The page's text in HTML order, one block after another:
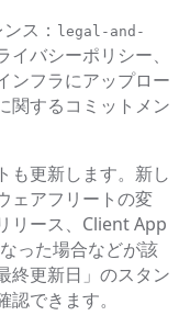
ス：
legal-and-
バシーポリシー、
ンフラにアップロー
関するコミットメン
も更新します。新し
ェアフリートの変
リース、Client App
った場合などが該
終更新日」のスタン
できます。